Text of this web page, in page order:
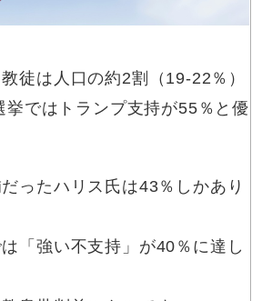
徒は人口の約2割（19-22％）
挙ではトランプ支持が55％と優
ったハリス氏は43％しかあり
「強い不支持」が40％に達し